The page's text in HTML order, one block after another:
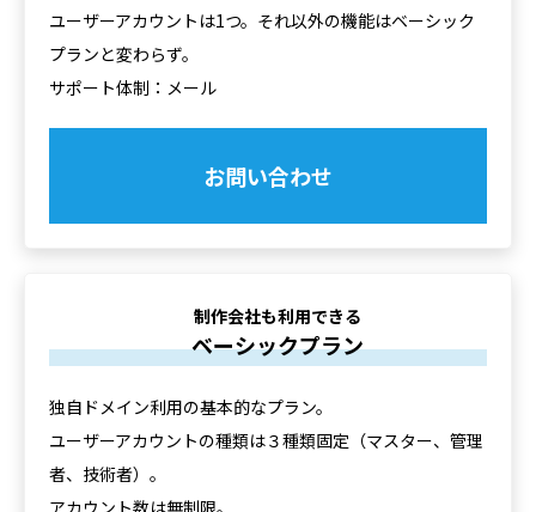
ユーザーアカウントは1つ。それ以外の機能はベーシック
プランと変わらず。
サポート体制：メール
お問い合わせ
制作会社も利用できる
ベーシックプラン
独自ドメイン利用の基本的なプラン。
ユーザーアカウントの種類は３種類固定（マスター、管理
者、技術者）。
アカウント数は無制限。